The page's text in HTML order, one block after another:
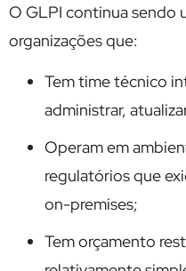
O GLPI continua sendo
organizações que:
Tem time técnico
administrar,
Operam em
regulatórios que
on-premises;
Tem orçamento